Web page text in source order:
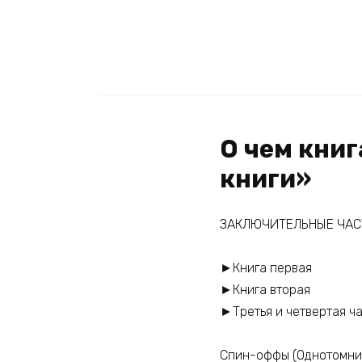
О чем
книги»
ЗАКЛЮЧИТЕЛЬНЫЕ
►Книга первая
►Книга вторая
►Третья и четвертая
Спин-оффы